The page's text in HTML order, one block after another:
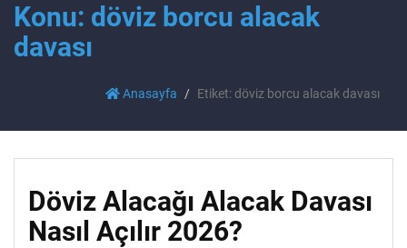
Konu: döviz borcu alacak
davası
Anasayfa Etiket: döviz borcu alacak davası
Döviz Alacağı Alacak Davası
Nasıl Açılır 2026?